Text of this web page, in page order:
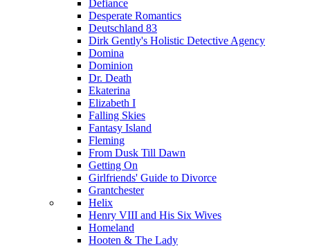
Defiance
Desperate Romantics
Deutschland 83
Dirk Gently's Holistic Detective Agency
Domina
Dominion
Dr. Death
Ekaterina
Elizabeth I
Falling Skies
Fantasy Island
Fleming
From Dusk Till Dawn
Getting On
Girlfriends' Guide to Divorce
Grantchester
Helix
Henry VIII and His Six Wives
Homeland
Hooten & The Lady